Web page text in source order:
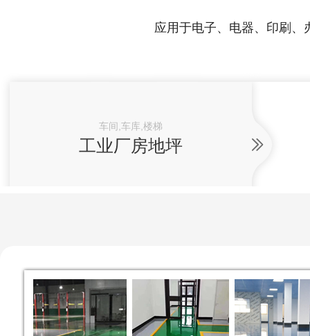
应用于电子、电器、印刷
车间,车库,楼梯
工业厂房地坪